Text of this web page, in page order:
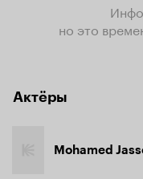
но это
Актёры
Mohamed